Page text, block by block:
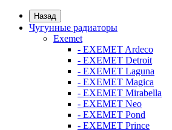
Назад
Чугунные радиаторы
Exemet
- EXEMET Ardeco
- EXEMET Detroit
- EXEMET Laguna
- EXEMET Magica
- EXEMET Mirabella
- EXEMET Neo
- EXEMET Pond
- EXEMET Prince